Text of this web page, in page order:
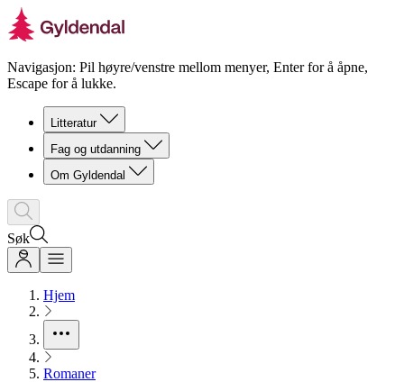
Navigasjon: Pil høyre/venstre mellom menyer, Enter for å åpne,
Escape for å lukke.
Litteratur
Fag og utdanning
Om Gyldendal
Søk
Hjem
Romaner